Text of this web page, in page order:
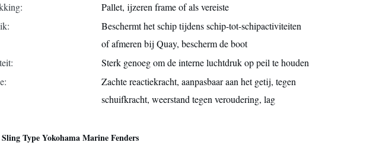
Pallet, ijzeren frame of als vereiste
Beschermt het schip tijdens schip-tot-schipactiviteiten
of afmeren bij Quay, bescherm de boot
Sterk genoeg om de interne luchtdruk op peil te houden
Zachte reactiekracht, aanpasbaar aan het getij, tegen
schuifkracht, weerstand tegen veroudering, lag
Sling Type Yokohama Marine Fenders